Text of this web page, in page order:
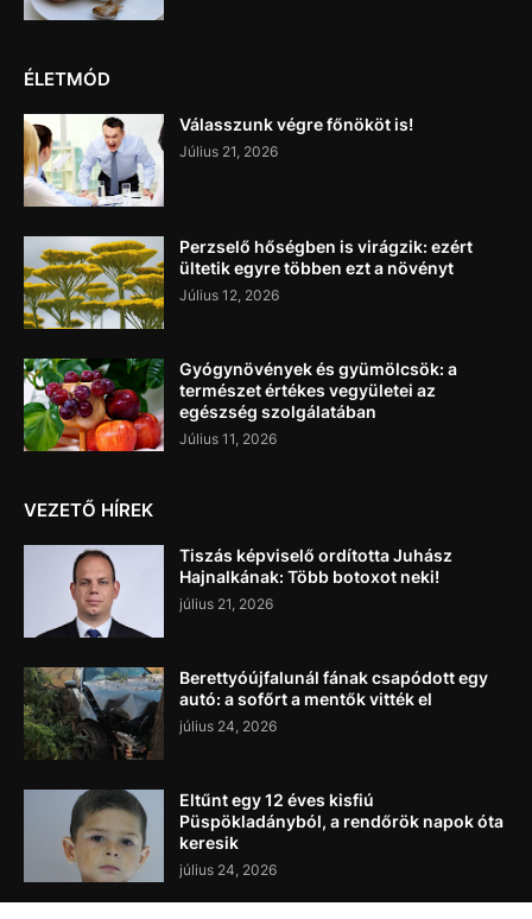
ÉLETMÓD
Válasszunk végre főnököt is!
Július 21, 2026
Perzselő hőségben is virágzik: ezért
ültetik egyre többen ezt a növényt
Július 12, 2026
Gyógynövények és gyümölcsök: a
természet értékes vegyületei az
egészség szolgálatában
Július 11, 2026
VEZETŐ HÍREK
Tiszás képviselő ordította Juhász
Hajnalkának: Több botoxot neki!
július 21, 2026
Berettyóújfalunál fának csapódott egy
autó: a sofőrt a mentők vitték el
július 24, 2026
Eltűnt egy 12 éves kisfiú
Püspökladányból, a rendőrök napok óta
keresik
július 24, 2026